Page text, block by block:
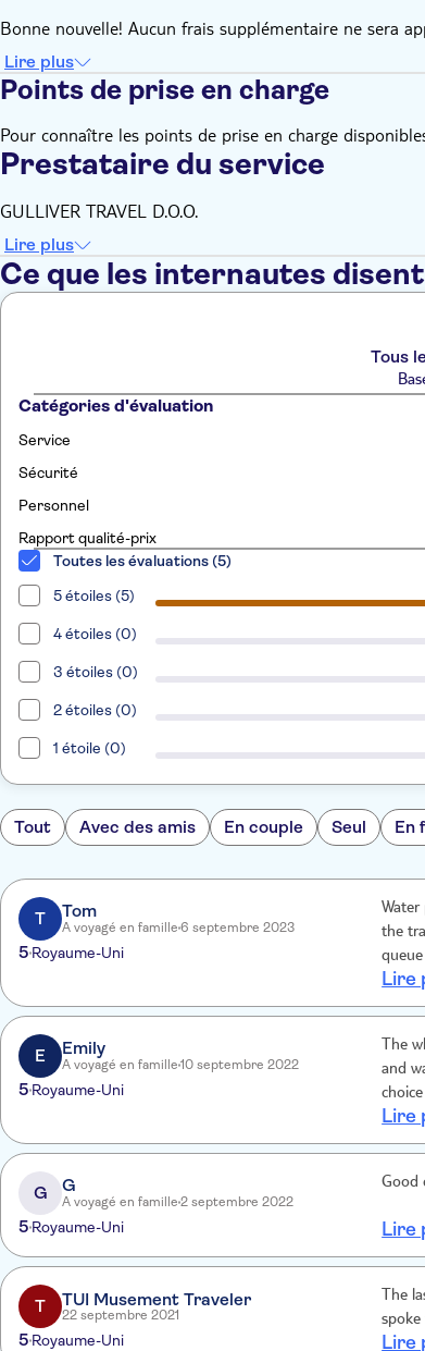
Bonne nouvelle! Aucun frais supplémentaire ne sera
Lire plus
Points de prise en charge
Pour connaître les points de prise en charge
Prestataire du service
GULLIVER TRAVEL D.O.O.
Lire plus
Ce que les internautes
Tous
Catégories d'évaluation
Service
Sécurité
Personnel
Rapport qualité-prix
Toutes les évaluations (5)
5 étoiles (5)
4 étoiles (0)
3 étoiles (0)
2 étoiles (0)
1 étoile (0)
Tout Avec des amis En couple Seul En
T Tom
A voyagé en famille 6 septembre 2023
5 Royaume-Uni
the
hours
Lire
E Emily
A voyagé en famille 10 septembre 2022
5 Royaume-Uni
The
and
Lire
G G
A voyagé en famille 2 septembre 2022
5 Royaume-Uni
Good
Lire
T TUI Musement Traveler
22 septembre 2021
5 Royaume-Uni
The
Lire